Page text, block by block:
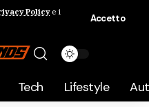
Policye i
Accetto
Tech Lifestyle